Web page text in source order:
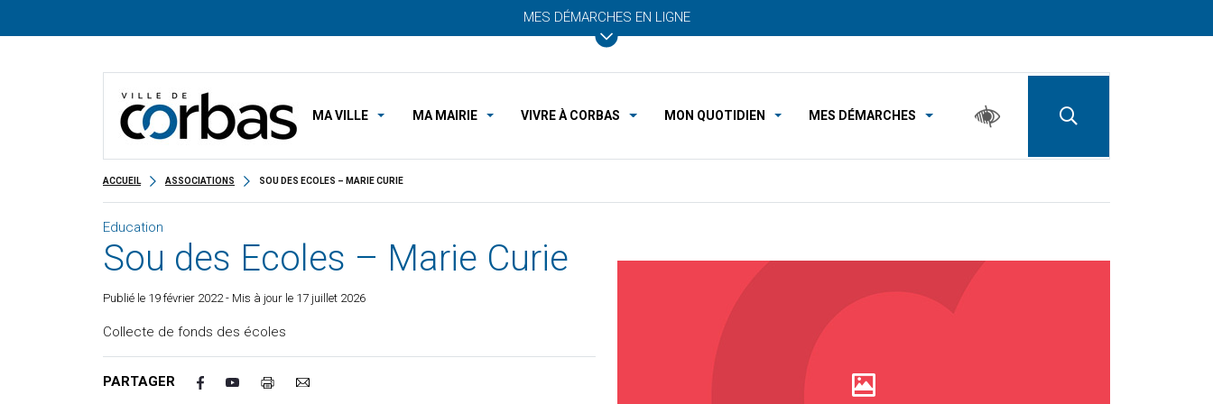
MES DÉMARCHES EN LIGNE
MA VILLE MA MAIRIE VIVRE À CORBAS MON QUOTIDIEN MES DÉMARCHES
ACCUEIL ASSOCIATIONS SOU DES ECOLES – MARIE CURIE
Education
Sou des Ecoles – Marie Curie
Publié le 19 février 2022- Mis à jour le 17 juillet 2026
Collecte de fonds des écoles
PARTAGER